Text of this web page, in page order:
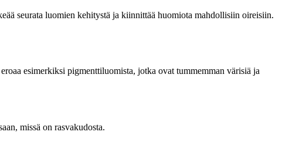
seurata luomien kehitystä ja kiinnittää huomiota mahdollisiin oireisiin.
esimerkiksi pigmenttiluomista, jotka ovat tummemman värisiä ja
missä on rasvakudosta.